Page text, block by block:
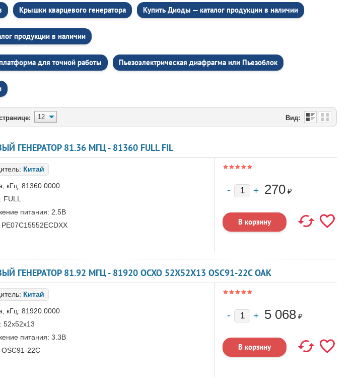
Крышки кварцевого генератора Купить Диоды — каталог продукции в наличии
продукции в наличии
для точной работы Пьезоэлектрическая диафрагма или Пьезоблок
Вид:
ГЕНЕРАТОР 81.36 МГЦ - 81360 FULL FIL
Китай
кГц: 81360.0000
FULL
питания: 2.5В
PE07C15552ECDXX
270 ₽
ГЕНЕРАТОР 81.92 МГЦ - 81920 OCXO 52X52X13 OSC91-22C OAK
Китай
кГц: 81920.0000
52x52x13
питания: 3.3В
OSC91-22C
5 068 ₽